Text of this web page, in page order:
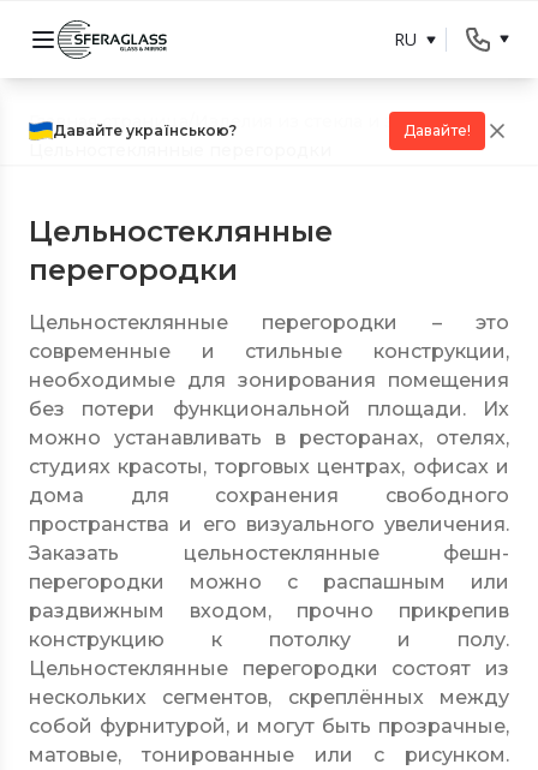
RU
Главная страница Изделия из стекла и зеркал/
Цельностеклянные
перегородки
Цельностеклянные перегородки – это
современные и стильные конструкции,
необходимые для зонирования помещения
без потери функциональной площади. Их
можно устанавливать в ресторанах, отелях,
студиях красоты, торговых центрах, офисах и
дома для сохранения свободного
пространства и его визуального увеличения.
Заказать цельностеклянные фешн-
перегородки можно с распашным или
раздвижным входом, прочно прикрепив
конструкцию к потолку и полу.
Цельностеклянные перегородки состоят из
нескольких сегментов, скреплённых между
собой фурнитурой, и могут быть прозрачные,
матовые, тонированные или с рисунком.
Давайте українською? Давайте!